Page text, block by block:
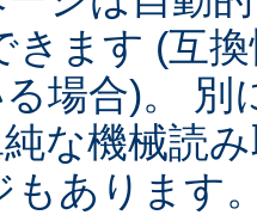
きます (互
場合)。 別
な機械読
もあります